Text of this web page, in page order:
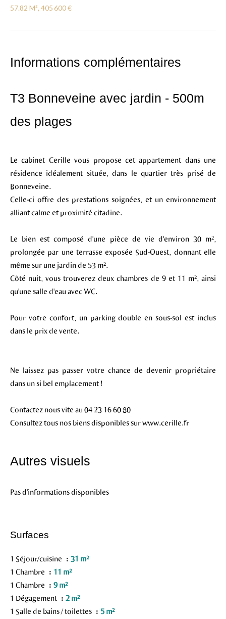
57.82 M², 405 600 €
Informations complémentaires
T3 Bonneveine avec jardin - 500m
des plages
Le cabinet Cerille vous propose cet appartement dans une
résidence idéalement située, dans le quartier très prisé de
Bonneveine.
Celle-ci offre des prestations soignées, et un environnement
alliant calme et proximité citadine.
Le bien est composé d'une pièce de vie d'environ 30 m²,
prolongée par une terrasse exposée Sud-Ouest, donnant elle
même sur une jardin de 53 m².
Côté nuit, vous trouverez deux chambres de 9 et 11 m², ainsi
qu'une salle d'eau avec WC.
Pour votre confort, un parking double en sous-sol est inclus
dans le prix de vente.
Ne laissez pas passer votre chance de devenir propriétaire
dans un si bel emplacement !
Contactez nous vite au 04 23 16 60 80
Consultez tous nos biens disponibles sur www.cerille.fr
Autres visuels
Pas d'informations disponibles
Surfaces
1 Séjour/cuisine
31 m²
1 Chambre
11 m²
1 Chambre
9 m²
1 Dégagement
2 m²
1 Salle de bains / toilettes
5 m²